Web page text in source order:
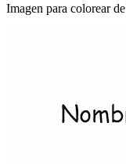
Imagen para colorear